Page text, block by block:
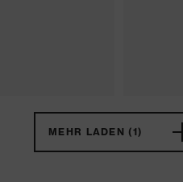
MEHR LADEN (1)